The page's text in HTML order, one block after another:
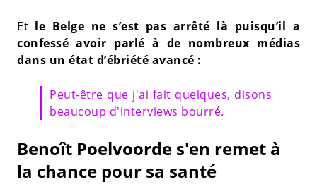
Et le Belge ne s’est pas arrêté là puisqu’il a
confessé avoir parlé à de nombreux médias
dans un état d’ébriété avancé :
Peut-être que j'ai fait quelques, disons
beaucoup d'interviews bourré.
Benoît Poelvoorde s'en remet à
la chance pour sa santé